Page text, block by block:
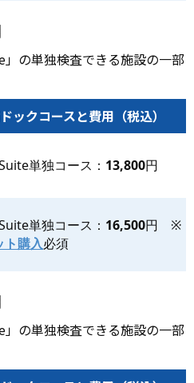
の単独検査できる施設の一部
ックコースと費用（税込）
単独コース： 13,800円
単独コース： 16,500円 ※
ト購入必須
の単独検査できる施設の一部